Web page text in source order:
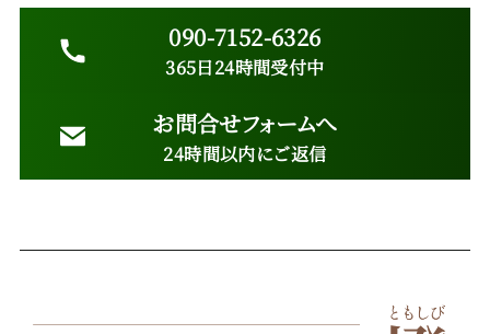
090-7152-6326
365日24時間受付中
お問合せフォームへ
24時間以内にご返信